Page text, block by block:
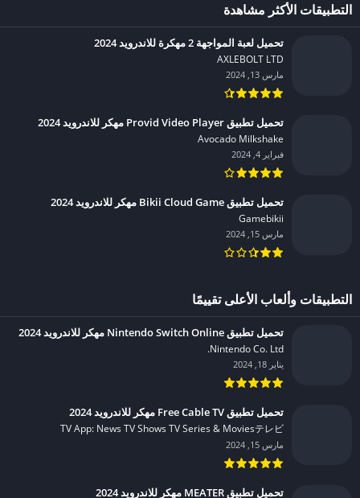
التطبيقات الأكثر مشاهدة
تحميل لعبة المواجهة 2 مهكرة للاندرويد 2024
AXLEBOLT LTD‏
مارس 13, 2024
تحميل تطبيق Provid Video Player مهكر للاندرويد 2024
Avocado Milkshake‏
فبراير 4, 2024
تحميل تطبيق Bikii Cloud Game مهكر للاندرويد 2024
Gamebikii‏
مارس 15, 2024
التطبيقات وألعاب الأعلى تقييمًا
تحميل تطبيق Nintendo Switch Online مهكر للاندرويد 2024
Nintendo Co. Ltd.‏
يناير 18, 2024
تحميل تطبيق Free Cable TV مهكر للاندرويد 2024
TV App: News TV Shows TV Series & Moviesテレビ‏
مارس 15, 2024
تحميل تطبيق MEATER مهكر للاندرويد 2024